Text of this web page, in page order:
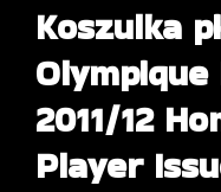
Koszulka
2011/12
Player